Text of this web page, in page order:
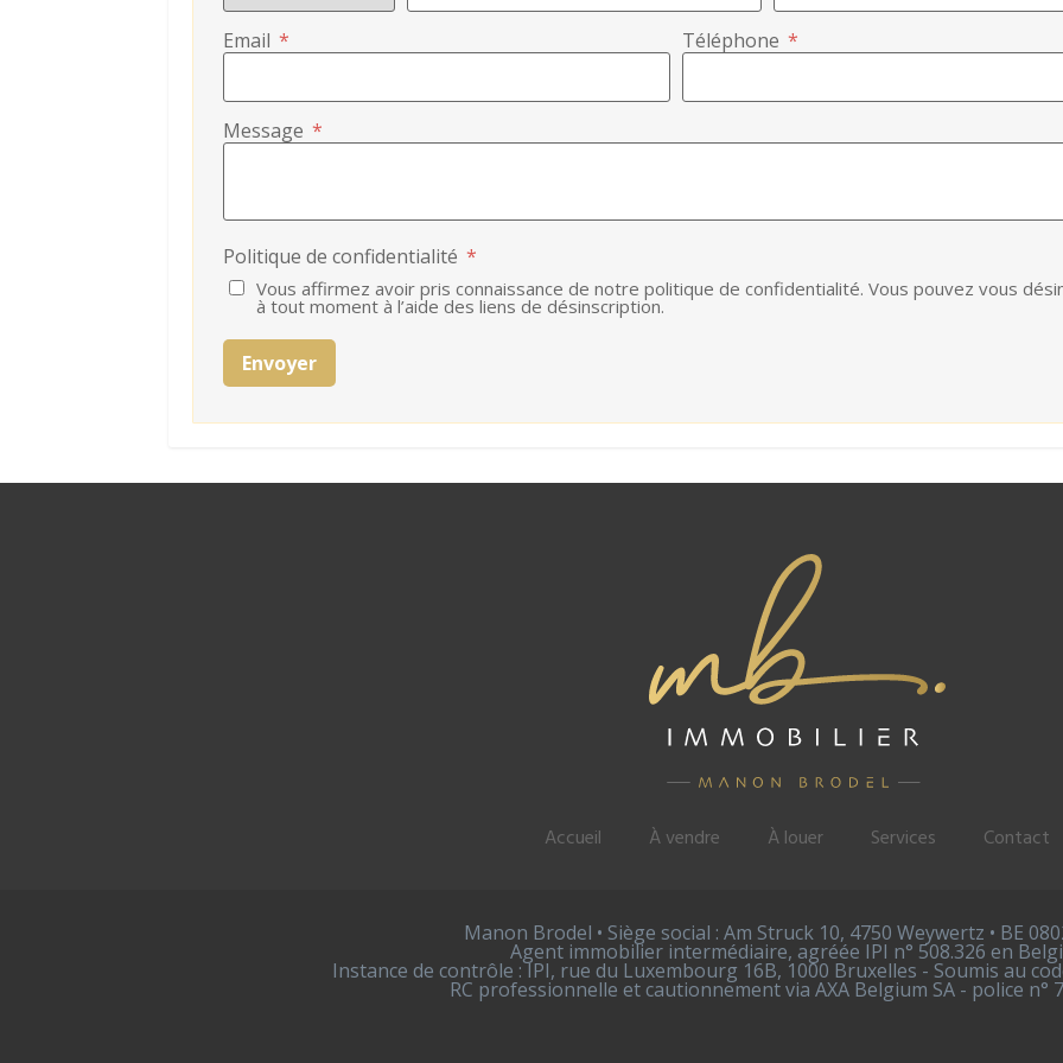
Email * Téléphone *
Message *
Politique de confidentialité *
Vous affirmez avoir pris connaissance de notre politique de confidentialité. Vous pouvez vous
à tout moment à l’aide des liens de désinscription.
Envoyer
Accueil À vendre À louer Services Contact
Manon Brodel • Siège social : Am Struck 10, 4750 Weywertz • BE
Agent immobilier intermédiaire, agréée IPI n° 508.326 en
Instance de contrôle : IPI, rue du Luxembourg 16B, 1000 Bruxelles - Soumis au
RC professionnelle et cautionnement via AXA Belgium SA - police n°